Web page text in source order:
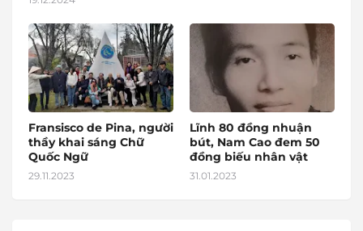
Fransisco de Pina, người
thầy khai sáng Chữ
Quốc Ngữ
29.11.2023
Lĩnh 80 đồng nhuận
bút, Nam Cao đem 50
đồng biếu nhân vật
31.01.2023